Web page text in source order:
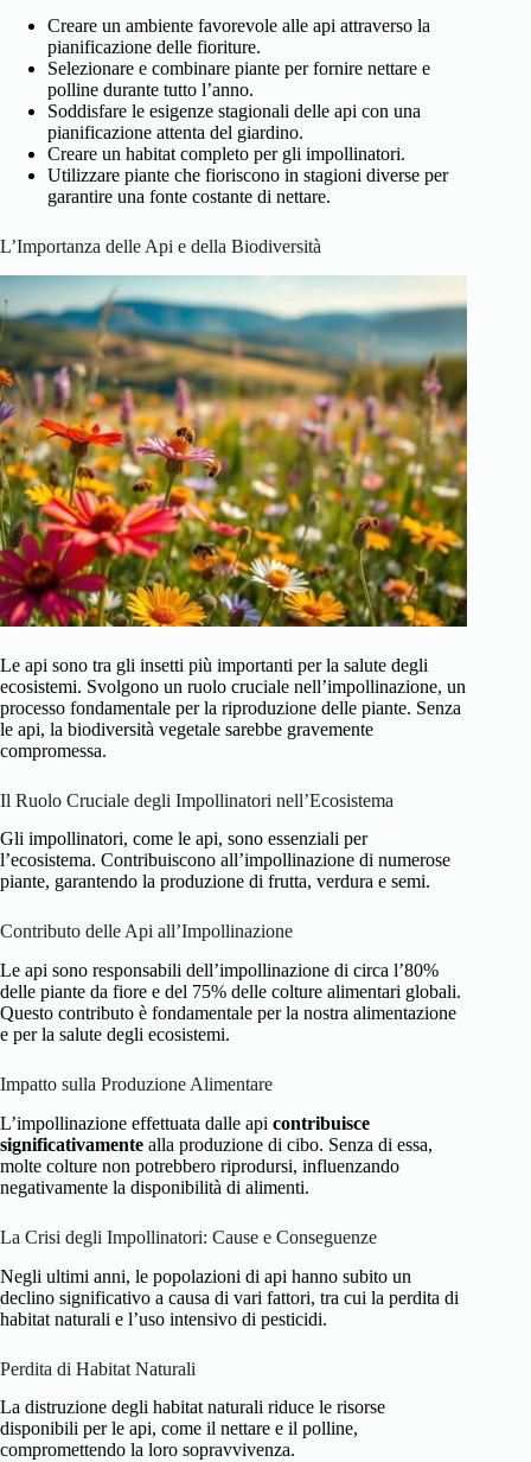
Creare un ambiente favorevole alle api attraverso la
pianificazione delle fioriture.
Selezionare e combinare piante per fornire nettare e
polline durante tutto l’anno.
Soddisfare le esigenze stagionali delle api con una
pianificazione attenta del giardino.
Creare un habitat completo per gli impollinatori.
Utilizzare piante che fioriscono in stagioni diverse per
garantire una fonte costante di nettare.
L’Importanza delle Api e della Biodiversità
Le api sono tra gli insetti più importanti per la salute degli
ecosistemi. Svolgono un ruolo cruciale nell’impollinazione, un
processo fondamentale per la riproduzione delle piante. Senza
le api, la biodiversità vegetale sarebbe gravemente
compromessa.
Il Ruolo Cruciale degli Impollinatori nell’Ecosistema
Gli impollinatori, come le api, sono essenziali per
l’ecosistema. Contribuiscono all’impollinazione di numerose
piante, garantendo la produzione di frutta, verdura e semi.
Contributo delle Api all’Impollinazione
Le api sono responsabili dell’impollinazione di circa l’80%
delle piante da fiore e del 75% delle colture alimentari globali.
Questo contributo è fondamentale per la nostra alimentazione
e per la salute degli ecosistemi.
Impatto sulla Produzione Alimentare
L’impollinazione effettuata dalle api contribuisce
significativamente alla produzione di cibo. Senza di essa,
molte colture non potrebbero riprodursi, influenzando
negativamente la disponibilità di alimenti.
La Crisi degli Impollinatori: Cause e Conseguenze
Negli ultimi anni, le popolazioni di api hanno subito un
declino significativo a causa di vari fattori, tra cui la perdita di
habitat naturali e l’uso intensivo di pesticidi.
Perdita di Habitat Naturali
La distruzione degli habitat naturali riduce le risorse
disponibili per le api, come il nettare e il polline,
compromettendo la loro sopravvivenza.